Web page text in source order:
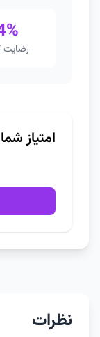
رضایت
امتیاز
نظرات